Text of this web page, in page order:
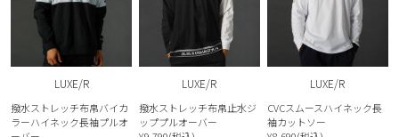
LUXE/R
撥水ストレッチ布帛バイカ
ラーハイネック長袖プルオ
LUXE/R
撥水ストレッチ布帛止水ジ
ッププルオーバー
LUXE/R
CVCスムースハイネック長
袖カットソー